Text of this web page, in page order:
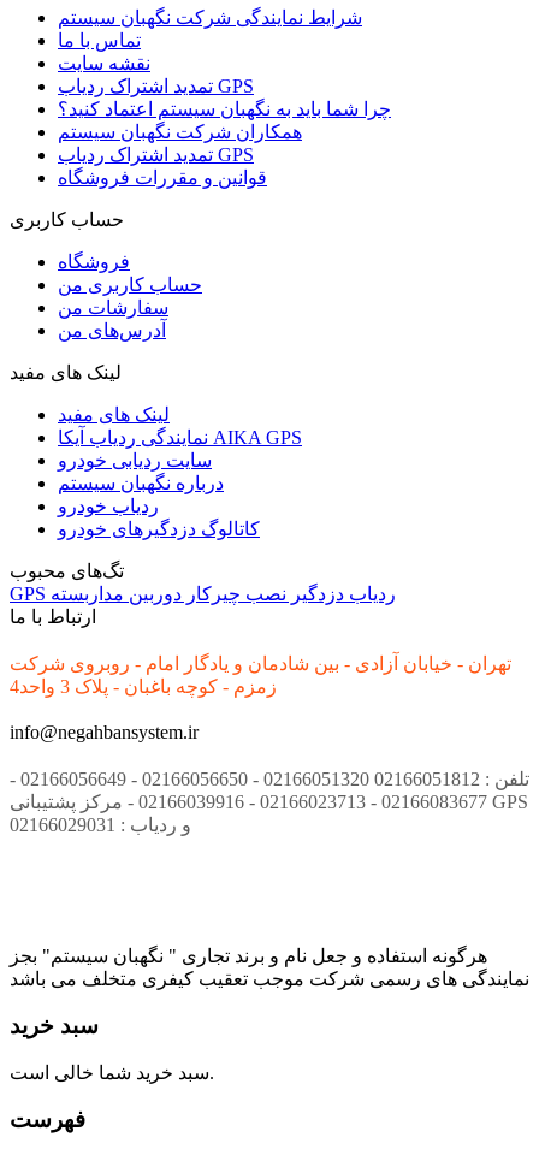
شرایط نمایندگی شرکت نگهبان سیستم
تماس با ما
نقشه سایت
تمدید اشتراک ردیاب GPS
چرا شما باید به نگهبان سیستم اعتماد کنید؟
همکاران شرکت نگهبان سیستم
تمدید اشتراک ردیاب GPS
قوانین و مقررات فروشگاه
حساب کاربری
فروشگاه
حساب کاربری من
سفارشات من
آدرس‌های من
لینک های مفید
لینک های مفید
نمایندگی ردیاب آیکا AIKA GPS
سایت ردیابی خودرو
درباره نگهبان سیستم
ردیاب خودرو
کاتالوگ دزدگیرهای خودرو
تگ‌های محبوب
GPS
ردیاب دزدگیر نصب چیرکار دوربین مداربسته
ارتباط با ما
تهران - خیابان آزادی - بین شادمان و یادگار امام - روبروی شرکت
زمزم - کوچه باغبان - پلاک 3 واحد4
info@negahbansystem.ir
تلفن : 02166051812 02166051320 - 02166056650 - 02166056649 -
02166083677 - 02166023713 - 02166039916 - مرکز پشتیبانی GPS
و ردیاب : 02166029031
هرگونه استفاده و جعل نام و برند تجاری " نگهبان سیستم" بجز
نمایندگی های رسمی شرکت موجب تعقیب کیفری متخلف می باشد
سبد خرید
سبد خرید شما خالی است.
فهرست